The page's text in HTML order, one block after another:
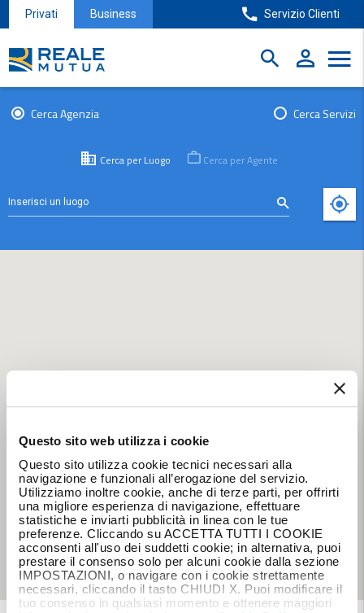
Questo sito web utilizza i cookie
Questo sito utilizza cookie tecnici necessari alla
navigazione e funzionali all’erogazione del servizio.
Utilizziamo inoltre cookie, anche di terze parti, per offrirti
una migliore esperienza di navigazione, effettuare
statistiche e inviarti pubblicità in linea con le tue
preferenze. Cliccando su ACCETTA TUTTI I COOKIE
acconsenti all'uso dei suddetti cookie; in alternativa, puoi
prestare il consenso solo per alcuni cookie dalla sezione
IMPOSTAZIONI, o navigare con i cookie strettamente
necessari, cliccando il tasto CHIUDI X. Puoi modificare il
tuo consenso in qualsiasi momento e ottenere maggiori
Privati Business Servizio Clienti
Cerca Agenzia Cerca Servizi
Cerca per Luogo Cerca per Agente